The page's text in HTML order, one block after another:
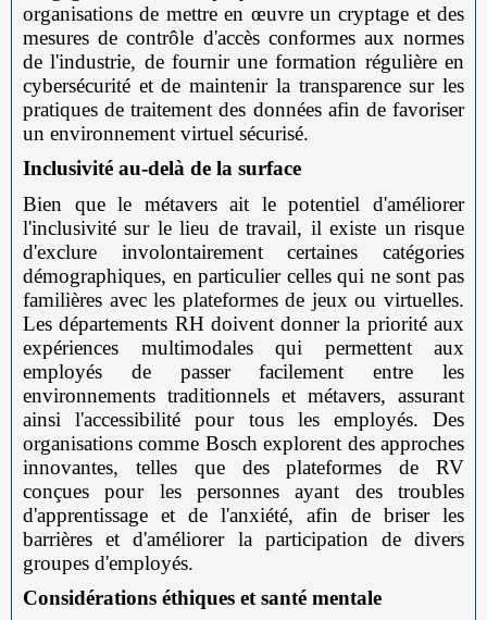
organisations de mettre en œuvre un cryptage et des
mesures de contrôle d'accès conformes aux normes
de l'industrie, de fournir une formation régulière en
cybersécurité et de maintenir la transparence sur les
pratiques de traitement des données afin de favoriser
un environnement virtuel sécurisé.
Inclusivité au-delà de la surface
Bien que le métavers ait le potentiel d'améliorer
l'inclusivité sur le lieu de travail, il existe un risque
d'exclure involontairement certaines catégories
démographiques, en particulier celles qui ne sont pas
familières avec les plateformes de jeux ou virtuelles.
Les départements RH doivent donner la priorité aux
expériences multimodales qui permettent aux
employés de passer facilement entre les
environnements traditionnels et métavers, assurant
ainsi l'accessibilité pour tous les employés. Des
organisations comme Bosch explorent des approches
innovantes, telles que des plateformes de RV
conçues pour les personnes ayant des troubles
d'apprentissage et de l'anxiété, afin de briser les
barrières et d'améliorer la participation de divers
groupes d'employés.
Considérations éthiques et santé mentale